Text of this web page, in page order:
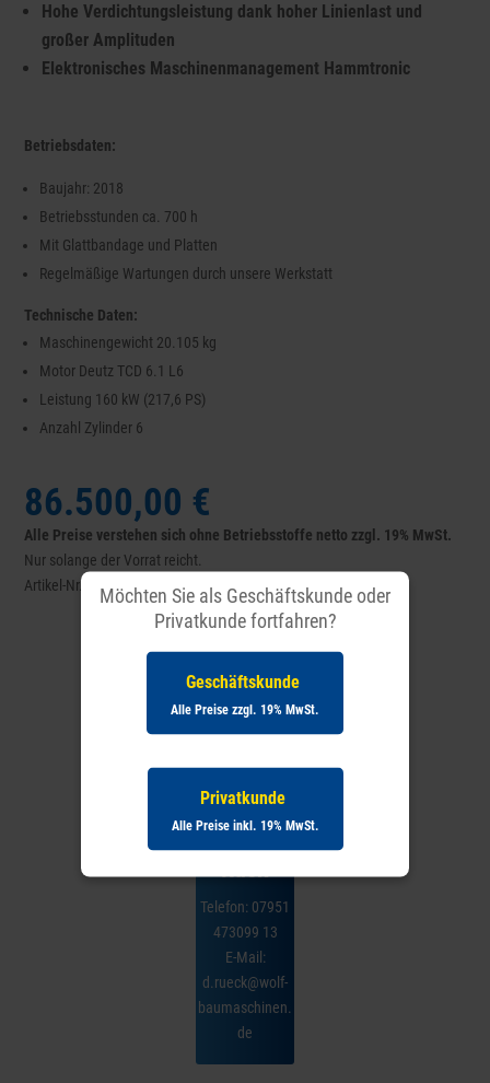
Hohe Verdichtungsleistung dank hoher Linienlast und
großer Amplituden
Elektronisches Maschinenmanagement Hammtronic
Betriebsdaten:
Baujahr: 2018
Betriebsstunden ca. 700 h
Mit Glattbandage und Platten
Regelmäßige Wartungen durch unsere Werkstatt
Technische Daten:
Maschinengewicht 20.105 kg
Motor Deutz TCD 6.1 L6
Leistung 160 kW (217,6 PS)
Anzahl Zylinder 6
86.500,00 €
Alle Preise verstehen sich ohne Betriebsstoffe netto zzgl. 19% MwSt.
Nur solange der Vorrat reicht.
Artikel-Nr. C590
Ihr Ansprechpartner
Daniel
Telefon: 07951
473099 13
E-Mail:
d.rueck@wolf-
baumaschinen.
de
Möchten Sie als Geschäftskunde oder
Privatkunde fortfahren?
Geschäftskunde
Alle Preise zzgl. 19% MwSt.
Privatkunde
Alle Preise inkl. 19% MwSt.